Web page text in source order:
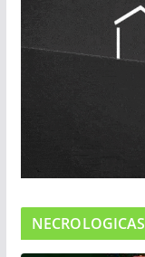
NECROLOGICAS